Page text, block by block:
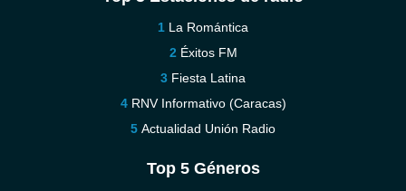
La Romántica
Éxitos FM
Fiesta Latina
RNV Informativo (Caracas)
Actualidad Unión Radio
Top 5 Géneros